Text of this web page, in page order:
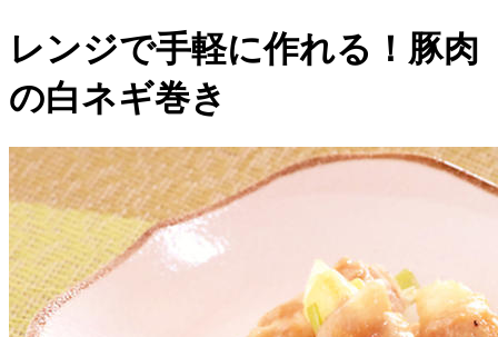
レンジで手軽に作れる！豚肉
の白ネギ巻き